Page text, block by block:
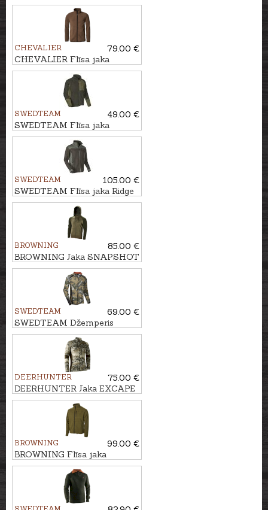
CHEVALIER
79.00 €
CHEVALIER Flīsa jaka
MAINSTONE
SWEDTEAM
49.00 €
SWEDTEAM Flīsa jaka
ULTRA
SWEDTEAM
105.00 €
SWEDTEAM Flīsa jaka Ridge
M
BROWNING
85.00 €
BROWNING Jaka SNAPSHOT
SWEDTEAM
69.00 €
SWEDTEAM Džemperis
Alpha Antibite
DEERHUNTER
75.00 €
DEERHUNTER Jaka EXCAPE
INSULATED
BROWNING
99.00 €
BROWNING Flīsa jaka
SUMMIT